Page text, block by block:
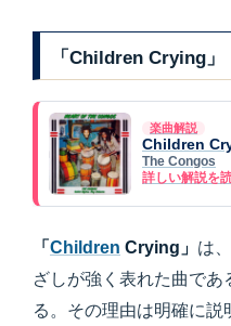
「Children Crying」
楽曲解説
Children
The Congos
詳しい解説を
「 Children Crying」 は
ざしが強く表れた曲で
る。その理由は明確に